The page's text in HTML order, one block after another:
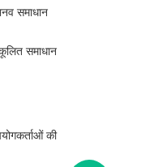
समाधान
समाधान
की